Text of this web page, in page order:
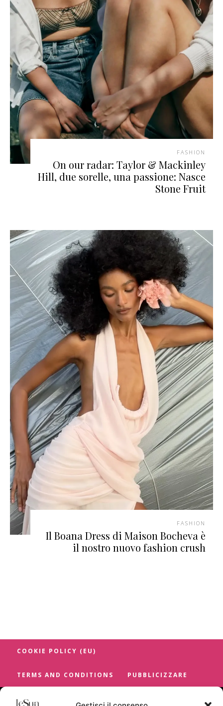
FASHION
On our radar: Taylor & Mackinley
Hill, due sorelle, una passione: Nasce
Stone Fruit
FASHION
Il Boana Dress di Maison Bocheva è
il nostro nuovo fashion crush
COOKIE POLICY (EU)
TERMS AND CONDITIONS PUBBLICIZZARE